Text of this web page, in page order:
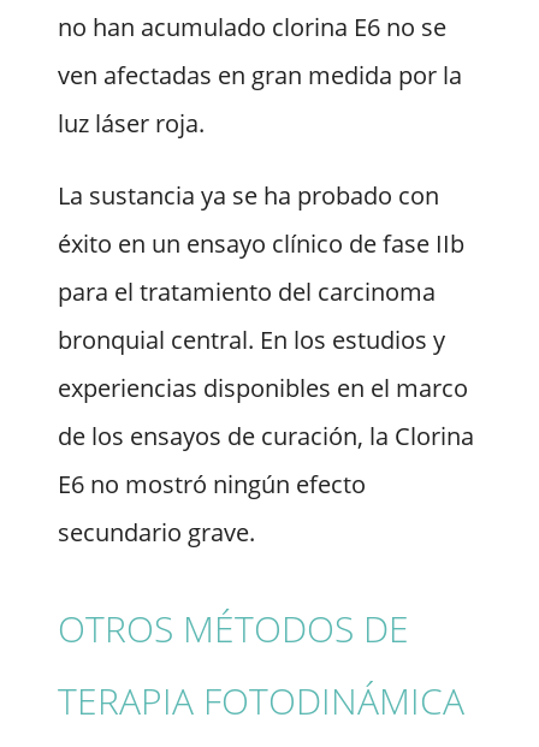
no han acumulado clorina E6 no se
ven afectadas en gran medida por la
luz láser roja.
La sustancia ya se ha probado con
éxito en un ensayo clínico de fase IIb
para el tratamiento del carcinoma
bronquial central. En los estudios y
experiencias disponibles en el marco
de los ensayos de curación, la Clorina
E6 no mostró ningún efecto
secundario grave.
OTROS MÉTODOS DE
TERAPIA FOTODINÁMICA